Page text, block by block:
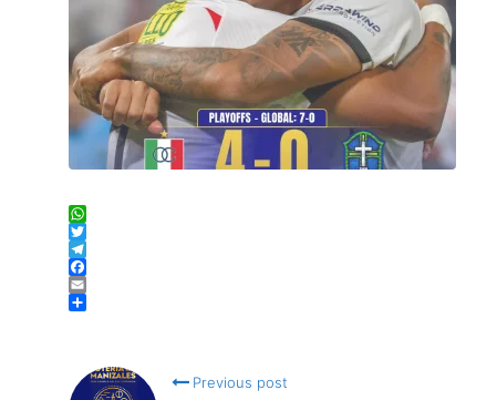
WhatsApp
Twitter
Telegram
Facebook
Email
Previous post